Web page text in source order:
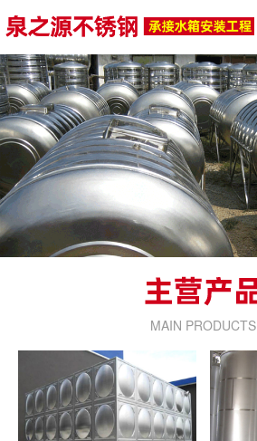
MAIN PRODUCTS